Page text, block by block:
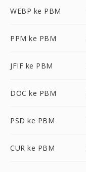
WEBP ke PBM
PPM ke PBM
JFIF ke PBM
DOC ke PBM
PSD ke PBM
CUR ke PBM